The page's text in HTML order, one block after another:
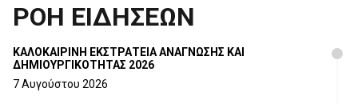
ΡΟΗ ΕΙΔΗΣΕΩΝ
ΚΑΛΟΚΑΙΡΙΝΗ ΕΚΣΤΡΑΤΕΙΑ ΑΝΑΓΝΩΣΗΣ ΚΑΙ
ΔΗΜΙΟΥΡΓΙΚΟΤΗΤΑΣ 2026
7 Αυγούστου 2026